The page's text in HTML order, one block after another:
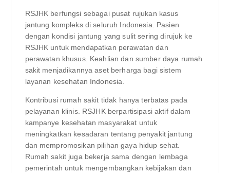
RSJHK berfungsi sebagai pusat rujukan kasus
jantung kompleks di seluruh Indonesia. Pasien
dengan kondisi jantung yang sulit sering dirujuk ke
RSJHK untuk mendapatkan perawatan dan
perawatan khusus. Keahlian dan sumber daya rumah
sakit menjadikannya aset berharga bagi sistem
layanan kesehatan Indonesia.
Kontribusi rumah sakit tidak hanya terbatas pada
pelayanan klinis. RSJHK berpartisipasi aktif dalam
kampanye kesehatan masyarakat untuk
meningkatkan kesadaran tentang penyakit jantung
dan mempromosikan pilihan gaya hidup sehat.
Rumah sakit juga bekerja sama dengan lembaga
pemerintah untuk mengembangkan kebijakan dan